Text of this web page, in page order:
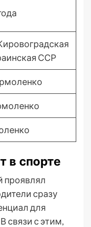
ССР
в спорте
проявлял
сразу
для
связи с этим,